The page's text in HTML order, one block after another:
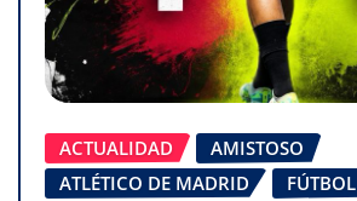
ACTUALIDAD
AMISTOSO
ATLÉTICO DE MADRID
FÚTBOL